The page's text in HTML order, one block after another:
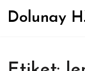
Dolunay